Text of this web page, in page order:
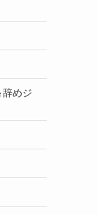
辞めジ